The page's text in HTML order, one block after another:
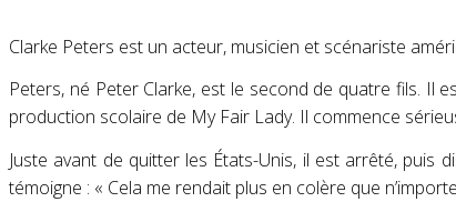
Clarke Peters est un acteur, musicien et scénariste
Peters, né Peter Clarke, est le second de quatre fils. Il
production scolaire de My Fair Lady. Il commence
Juste avant de quitter les États-Unis, il est arrêté, puis
témoigne : « Cela me rendait plus en colère que